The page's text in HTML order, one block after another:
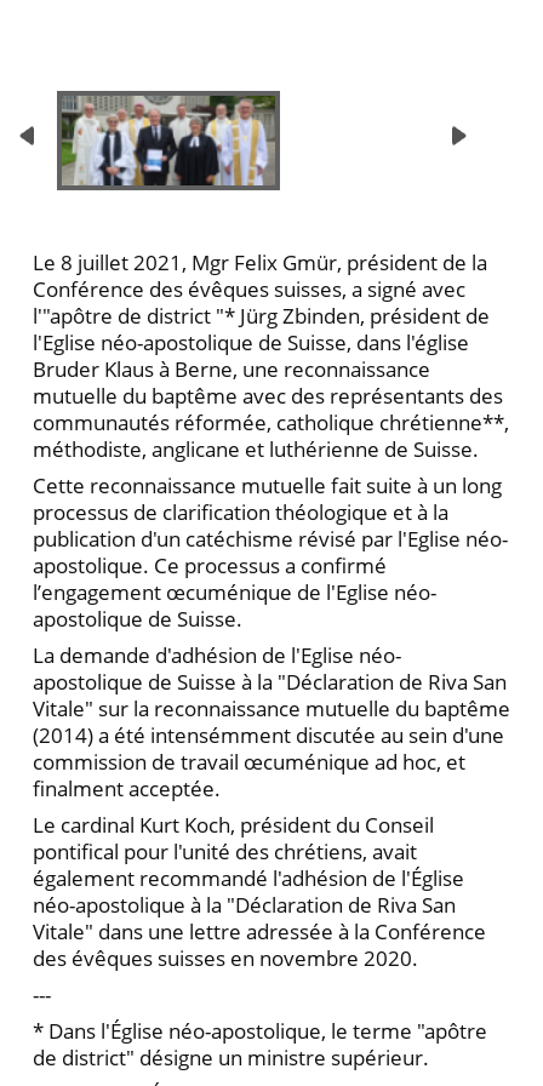
Le 8 juillet 2021, Mgr Felix Gmür, président de la
Conférence des évêques suisses, a signé avec
l'"apôtre de district "* Jürg Zbinden, président de
l'Eglise néo-apostolique de Suisse, dans l'église
Bruder Klaus à Berne, une reconnaissance
mutuelle du baptême avec des représentants des
communautés réformée, catholique chrétienne**,
méthodiste, anglicane et luthérienne de Suisse.
Cette reconnaissance mutuelle fait suite à un long
processus de clarification théologique et à la
publication d'un catéchisme révisé par l'Eglise néo-
apostolique. Ce processus a confirmé
l’engagement œcuménique de l'Eglise néo-
apostolique de Suisse.
La demande d'adhésion de l'Eglise néo-
apostolique de Suisse à la "Déclaration de Riva San
Vitale" sur la reconnaissance mutuelle du baptême
(2014) a été intensémment discutée au sein d'une
commission de travail œcuménique ad hoc, et
finalment acceptée.
Le cardinal Kurt Koch, président du Conseil
pontifical pour l'unité des chrétiens, avait
également recommandé l'adhésion de l'Église
néo-apostolique à la "Déclaration de Riva San
Vitale" dans une lettre adressée à la Conférence
des évêques suisses en novembre 2020.
---
* Dans l'Église néo-apostolique, le terme "apôtre
de district" désigne un ministre supérieur.